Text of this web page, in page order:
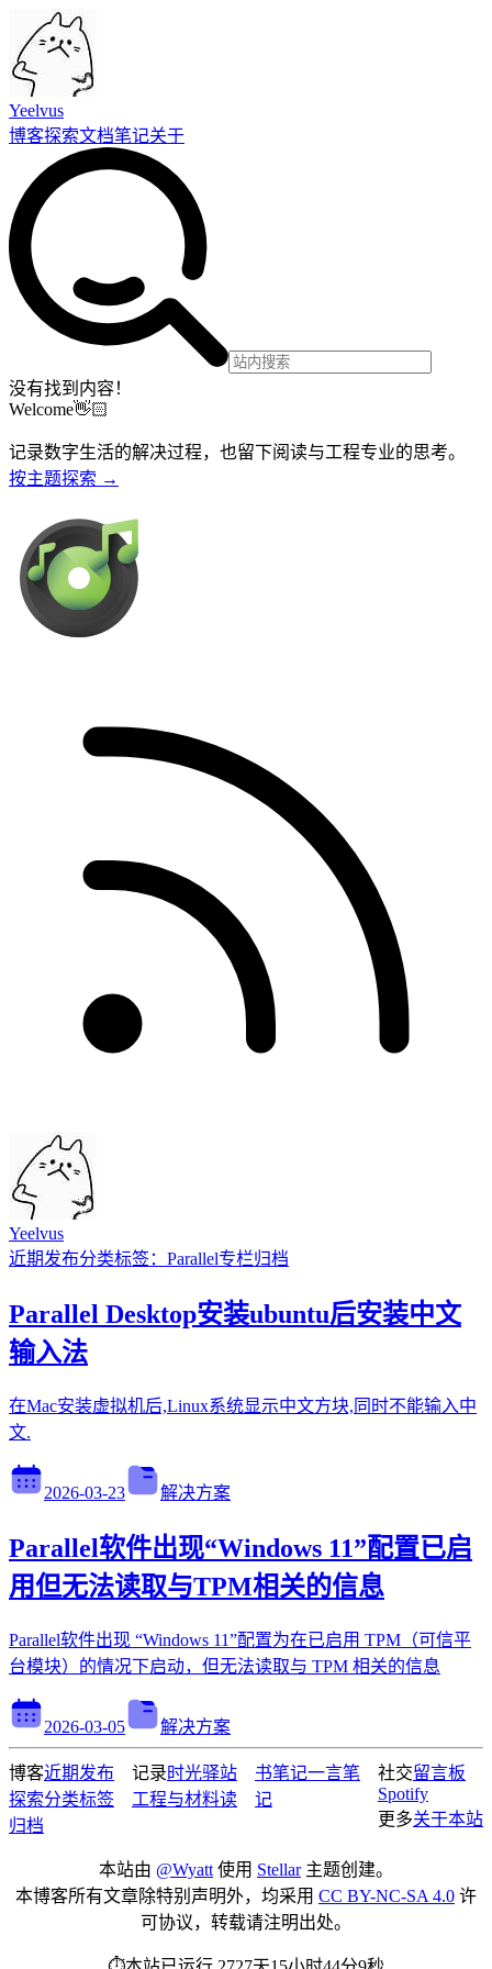
Yeelvus
博客探索文档笔记关于
没有找到内容！
Welcome👋🏻
记录数字生活的解决过程，也留下阅读与工程专业的思考。
按主题探索 →
Yeelvus
近期发布分类标签：Parallel专栏归档
Parallel Desktop安装ubuntu后安装中文
输入法
在Mac安装虚拟机后,Linux系统显示中文方块,同时不能输入中
文.
2026-03-23 解决方案
Parallel软件出现“Windows 11”配置已启
用但无法读取与TPM相关的信息
Parallel软件出现 “Windows 11”配置为在已启用 TPM（可信平
台模块）的情况下启动，但无法读取与 TPM 相关的信息
2026-03-05 解决方案
博客近期发布
探索分类标签
归档
记录时光驿站
工程与材料读
书笔记一言笔
记
社交留言板
Spotify
更多关于本站
本站由 @Wyatt 使用 Stellar主题创建。
本博客所有文章除特别声明外，均采用 CC BY-NC-SA 4.0 许
可协议，转载请注明出处。